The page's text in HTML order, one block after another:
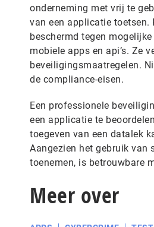
onderneming met vrij te
van een applicatie toetsen.
beschermd tegen
mobiele apps en api’s. Ze
beveiligingsmaatregelen.
de compliance-eisen.
Een professionele
een applicatie te
toegeven van een datalek
Aangezien het gebruik van
toenemen, is betrouwbare
Meer over